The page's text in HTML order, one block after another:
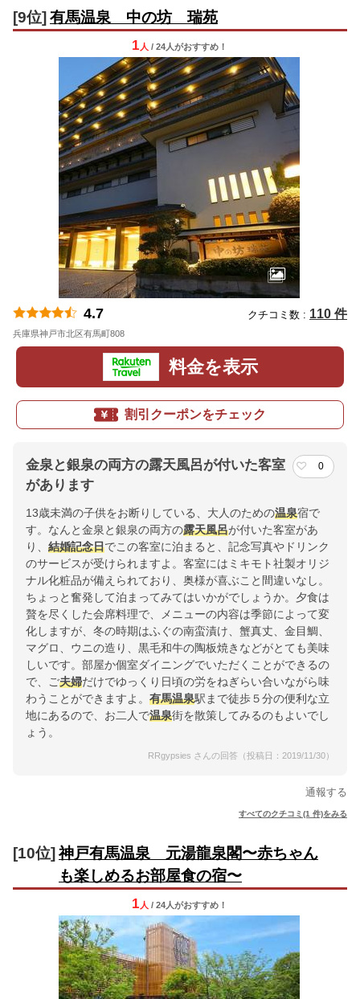
[9位] 有馬温泉 中の坊 瑞苑
1 人 / 24人がおすすめ！
4.7 クチコミ数 : 110 件
兵庫県神戸市北区有馬町808
料金を表示
割引クーポンをチェック
金泉と銀泉の両方の露天風呂が付いた客室
があります
0
13歳未満の子供をお断りしている、大人のための温泉宿で
す。なんと金泉と銀泉の両方の露天風呂が付いた客室があ
り、 結婚記念日でこの客室に泊まると、記念写真やドリンク
のサービスが受けられますよ。客室にはミキモト社製オリジ
ナル化粧品が備えられており、奥様が喜ぶこと間違いなし。
ちょっと奮発して泊まってみてはいかがでしょうか。夕食は
贅を尽くした会席料理で、メニューの内容は季節によって変
化しますが、冬の時期はふぐの南蛮漬け、蟹真丈、金目鯛、
マグロ、ウニの造り、黒毛和牛の陶板焼きなどがとても美味
しいです。部屋か個室ダイニングでいただくことができるの
で、ご夫婦だけでゆっくり日頃の労をねぎらい合いながら味
わうことができますよ。 有馬温泉駅まで徒歩５分の便利な立
地にあるので、お二人で温泉街を散策してみるのもよいでし
ょう。
RRgypsies さんの回答（投稿日：2019/11/30）
通報する
すべてのクチコミ(1 件)をみる
[10位] 神戸有馬温泉 元湯龍泉閣〜赤ちゃん
も楽しめるお部屋食の宿〜
1 人 / 24人がおすすめ！